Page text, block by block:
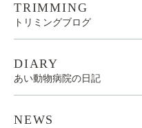
TRIMMING
トリミングブログ
DIARY
あい動物病院の日記
NEWS